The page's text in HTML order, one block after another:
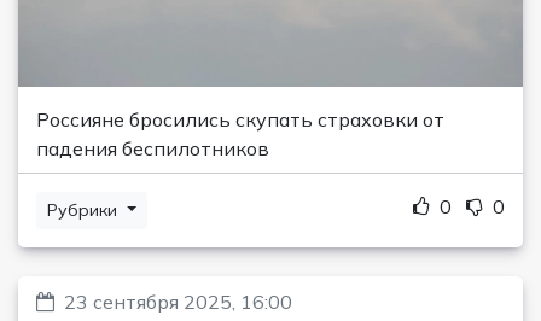
Россияне бросились cкупать страховки от
падения беспилотников
Рубрики 0 0
23 сентября 2025, 16:00